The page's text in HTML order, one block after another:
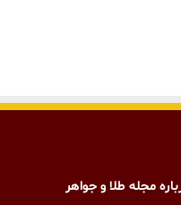
مجله طلا و جواهر